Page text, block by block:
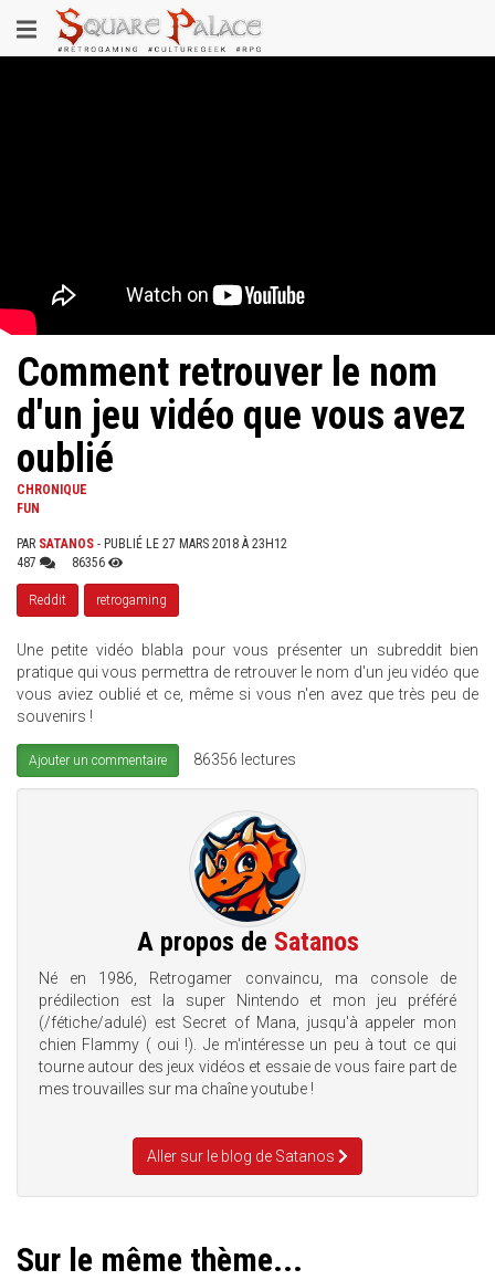
au
contenu
Toggle
navigation
Comment retrouver le nom
d'un jeu vidéo que vous avez
oublié
CHRONIQUE
FUN
PAR SATANOS - PUBLIÉ LE 27 MARS 2018 À 23H12
487
86356
Reddit retrogaming
Une petite vidéo blabla pour vous présenter un subreddit bien
pratique qui vous permettra de retrouver le nom d'un jeu vidéo que
vous aviez oublié et ce, même si vous n'en avez que très peu de
souvenirs !
Ajouter un commentaire 86356 lectures
A propos de Satanos
Né en 1986, Retrogamer convaincu, ma console de
prédilection est la super Nintendo et mon jeu préféré
(/fétiche/adulé) est Secret of Mana, jusqu'à appeler mon
chien Flammy ( oui !). Je m'intéresse un peu à tout ce qui
tourne autour des jeux vidéos et essaie de vous faire part de
mes trouvailles sur ma chaîne youtube !
Aller sur le blog de Satanos
Sur le même thème...